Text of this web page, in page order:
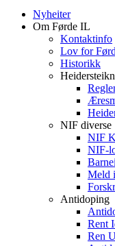
Nyheiter
Om Førde IL
Kontaktinfo
Lov for
Historikk
Heidersteikn
NIF diverse
NIF
NIF-
Meld
Antidoping
Rent
Ren